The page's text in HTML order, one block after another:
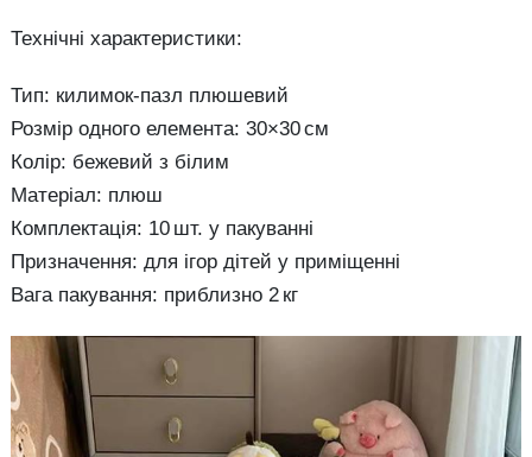
Технічні характеристики:
Тип: килимок-пазл плюшевий
Розмір одного елемента: 30×30 см
Колір: бежевий з білим
Матеріал: плюш
Комплектація: 10 шт. у пакуванні
Призначення: для ігор дітей у приміщенні
Вага пакування: приблизно 2 кг